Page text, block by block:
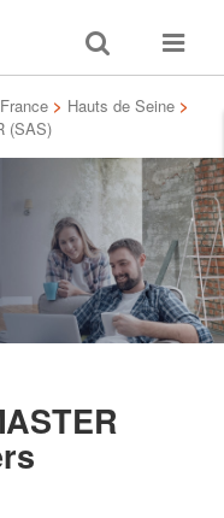
Toggle
search
Toggle
> Hauts de Seine >
(SAS)